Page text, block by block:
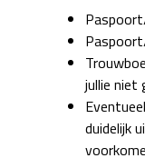
jullie niet
duidelijk